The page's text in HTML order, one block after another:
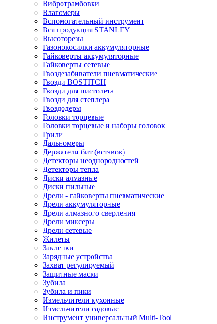
Вибротрамбовки
Влагомеры
Вспомогательный инструмент
Вся продукция STANLEY
Высоторезы
Газонокосилки аккумуляторные
Гайковерты аккумуляторные
Гайковерты сетевые
Гвоздезабиватели пневматические
Гвозди BOSTITCH
Гвозди для пистолета
Гвозди для степлера
Гвоздодеры
Головки торцевые
Головки торцевые и наборы головок
Грили
Дальномеры
Держатели бит (вставок)
Детекторы неоднородностей
Детекторы тепла
Диски алмазные
Диски пильные
Дрели - гайковерты пневматические
Дрели аккумуляторные
Дрели алмазного сверления
Дрели миксеры
Дрели сетевые
Жилеты
Заклепки
Зарядные устройства
Захват регулируемый
Защитные маски
Зубила
Зубила и пики
Измельчители кухонные
Измельчители садовые
Инструмент универсальный Multi-Tool